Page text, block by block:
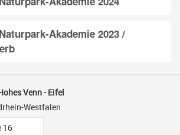
Akademie 2023 /
Venn - Eifel
Westfalen
16